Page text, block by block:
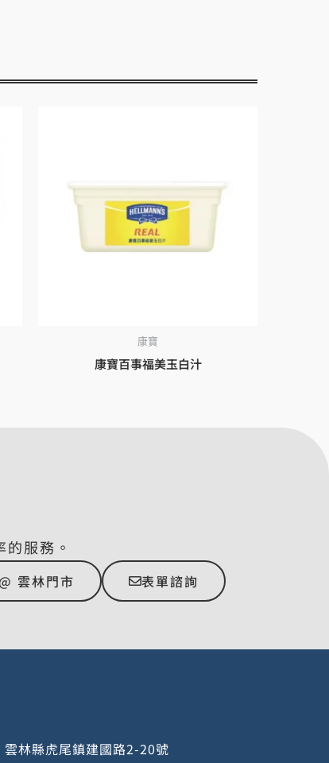
康寶
康寶百事福美玉白汁
服務。
雲林門市 表單諮詢
林縣虎尾鎮建國路2-20號